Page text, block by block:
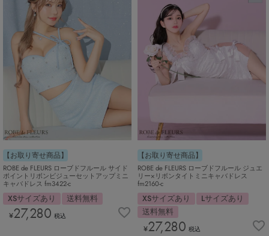
【お取り寄せ商品】
ROBE de FLEURS ローブドフルール サイド
ポイントリボンビジューセットアップミニ
キャバドレス fm3422-c
XSサイズあり 送料無料
¥27,280 税込
【お取り寄せ商品】
ROBE de FLEURS ローブドフルール ジュエ
リー×リボンタイトミニキャバドレス
fm2160-c
XSサイズあり
Lサイズあり
送料無料
¥27,280 税込